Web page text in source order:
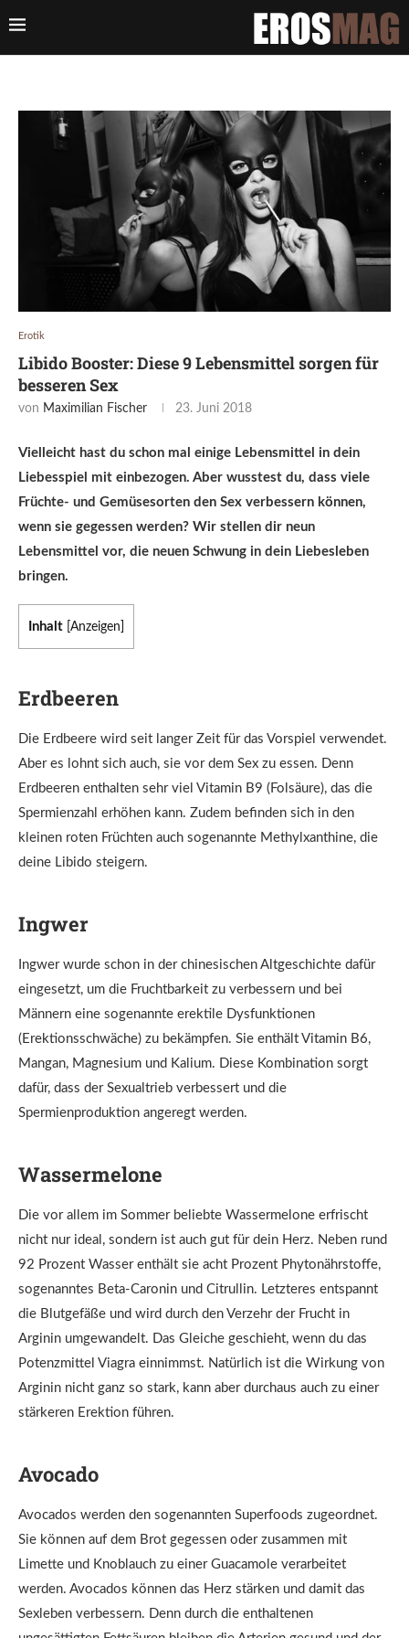
Erotik
Libido Booster: Diese 9 Lebensmittel sorgen für
besseren Sex
von Maximilian Fischer 23. Juni 2018
Vielleicht hast du schon mal einige Lebensmittel in dein
Liebesspiel mit einbezogen. Aber wusstest du, dass viele
Früchte- und Gemüsesorten den Sex verbessern können,
wenn sie gegessen werden? Wir stellen dir neun
Lebensmittel vor, die neuen Schwung in dein Liebesleben
bringen.
Inhalt Anzeigen
Erdbeeren
Die Erdbeere wird seit langer Zeit für das Vorspiel verwendet.
Aber es lohnt sich auch, sie vor dem Sex zu essen. Denn
Erdbeeren enthalten sehr viel Vitamin B9 (Folsäure), das die
Spermienzahl erhöhen kann. Zudem befinden sich in den
kleinen roten Früchten auch sogenannte Methylxanthine, die
deine Libido steigern.
Ingwer
Ingwer wurde schon in der chinesischen Altgeschichte dafür
eingesetzt, um die Fruchtbarkeit zu verbessern und bei
Männern eine sogenannte erektile Dysfunktionen
(Erektionsschwäche) zu bekämpfen. Sie enthält Vitamin B6,
Mangan, Magnesium und Kalium. Diese Kombination sorgt
dafür, dass der Sexualtrieb verbessert und die
Spermienproduktion angeregt werden.
Wassermelone
Die vor allem im Sommer beliebte Wassermelone erfrischt
nicht nur ideal, sondern ist auch gut für dein Herz. Neben rund
92 Prozent Wasser enthält sie acht Prozent Phytonährstoffe,
sogenanntes Beta-Caronin und Citrullin. Letzteres entspannt
die Blutgefäße und wird durch den Verzehr der Frucht in
Arginin umgewandelt. Das Gleiche geschieht, wenn du das
Potenzmittel Viagra einnimmst. Natürlich ist die Wirkung von
Arginin nicht ganz so stark, kann aber durchaus auch zu einer
stärkeren Erektion führen.
Avocado
Avocados werden den sogenannten Superfoods zugeordnet.
Sie können auf dem Brot gegessen oder zusammen mit
Limette und Knoblauch zu einer Guacamole verarbeitet
werden. Avocados können das Herz stärken und damit das
Sexleben verbessern. Denn durch die enthaltenen